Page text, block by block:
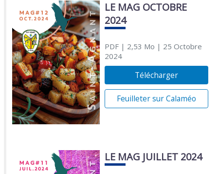
LE MAG OCTOBRE
2024
PDF| 2,53 Mo | 25 Octobre
2024
Télécharger
Feuilleter sur Calaméo
LE MAG JUILLET 2024